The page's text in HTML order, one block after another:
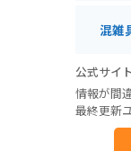
混雑
公式サイ
情報が間
最終更新